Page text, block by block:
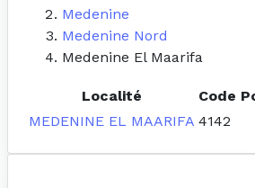
Medenine
Medenine Nord
Medenine El Maarifa
Localité
Code
MEDENINE EL MAARIFA 4142